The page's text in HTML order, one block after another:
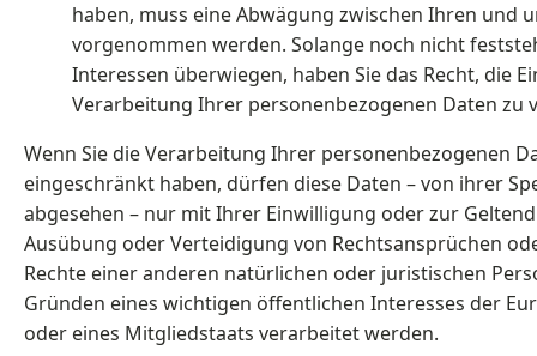
haben, muss eine Abwägung zwischen Ihren und
vorgenommen werden. Solange noch nicht
Interessen überwiegen, haben Sie das Recht, die
Verarbeitung Ihrer personenbezogenen Daten zu
Wenn Sie die Verarbeitung Ihrer personenbezogenen
eingeschränkt haben, dürfen diese Daten – von ihrer
abgesehen – nur mit Ihrer Einwilligung oder zur
Ausübung oder Verteidigung von Rechtsansprüchen
Rechte einer anderen natürlichen oder juristischen
Gründen eines wichtigen öffentlichen Interesses der
oder eines Mitgliedstaats verarbeitet werden.